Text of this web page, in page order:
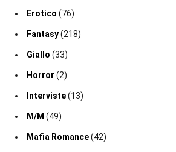
Erotico (76)
Fantasy(218)
Giallo (33)
Horror (2)
Interviste(13)
M/M (49)
Mafia Romance(42)